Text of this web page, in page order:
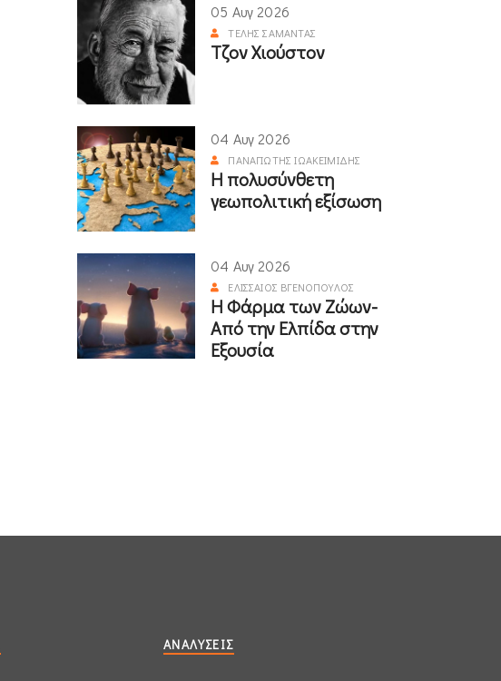
05 Αυγ 2026
ΤΈΛΗΣ ΣΑΜΑΝΤΆΣ
Τζον Χιούστον
04 Αυγ 2026
ΠΑΝΑΓΙΏΤΗΣ ΙΩΑΚΕΙΜΊΔΗΣ
Η πολυσύνθετη
γεωπολιτική εξίσωση
04 Αυγ 2026
ΕΛΙΣΣΑΊΟΣ ΒΓΕΝΌΠΟΥΛΟΣ
Η Φάρμα των Ζώων-
Από την Ελπίδα στην
Εξουσία
ΑΝΑΛΎΣΕΙΣ